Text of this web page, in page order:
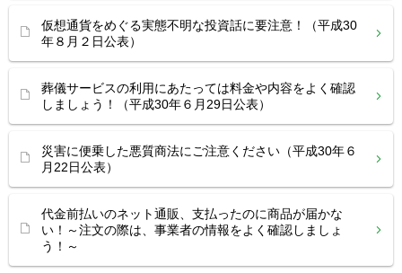
仮想通貨をめぐる実態不明な投資話に要注意！（平成30
年８月２日公表）
葬儀サービスの利用にあたっては料金や内容をよく確認
しましょう！（平成30年６月29日公表）
災害に便乗した悪質商法にご注意ください（平成30年６
月22日公表）
代金前払いのネット通販、支払ったのに商品が届かな
い！～注文の際は、事業者の情報をよく確認しましょ
う！～